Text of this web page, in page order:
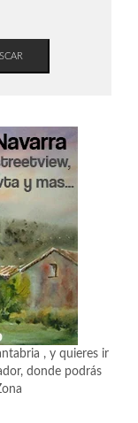
, y quieres ir
donde podrás